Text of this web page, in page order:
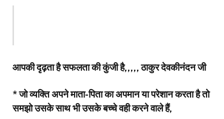
आपकी दृढ़ता है सफलता की कुंजी है,,,,, ठाकुर देवकीनंदन जी
* जो व्यक्ति अपने माता-पिता का अपमान या परेशान करता है तो
समझो उसके साथ भी उसके बच्चे वही करने वाले हैं,